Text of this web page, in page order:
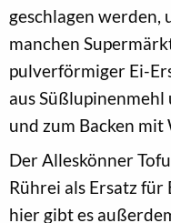
geschlagen werden,
manchen
pulverförmiger Ei-
aus
und zum Backen
Der Alleskönner
Rührei als Ersatz
hier gibt es